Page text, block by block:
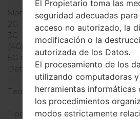
Slot de tarjeta
1
2G
GSM
3G
(4G) LTE
-
5G network
-
Datos
GPRS
Pantalla
Tamaño de la pantalla
1.8
Tipo de Pantalla
STN
El Propietario toma las
seguridad adecuadas
acceso no autorizado, la
modificación o la
autorizada de los Datos.
El procesamiento de los
utilizando computadoras
herramientas informáticas
los procedimientos
modos estrictamente